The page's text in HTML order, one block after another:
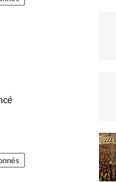
compte